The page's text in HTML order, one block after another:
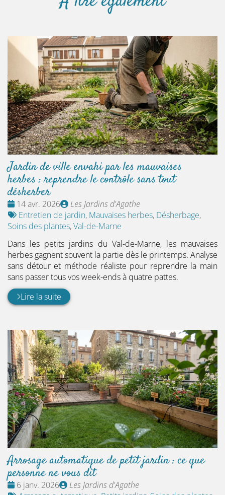
Jardin de ville envahi par les mauvaises
herbes : reprendre le contrôle sans tout
désherber
Date
:
14 avr. 2026
Publié
par
Les Jardins d'Agathe
Tags
:
Entretien de jardin, Mauvaises herbes, Désherbage,
Soins des plantes,Val-de-Marne
Dans les petits jardins du Val-de-Marne, les mauvaises
herbes gagnent souvent la partie dès le printemps. Analyse
sans détour et méthode réaliste pour reprendre la main
sans passer tous vos week-ends à quatre pattes.
Lire la suite
Arrosage automatique de petit jardin : ce que
personne ne vous dit
Date
6 janv. 2026
Publié
Les Jardins d'Agathe